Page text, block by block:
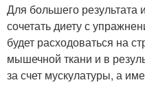
Для большего результата
сочетать диету с
будет расходоваться на
мышечной ткани и в
за счет мускулатуры, а